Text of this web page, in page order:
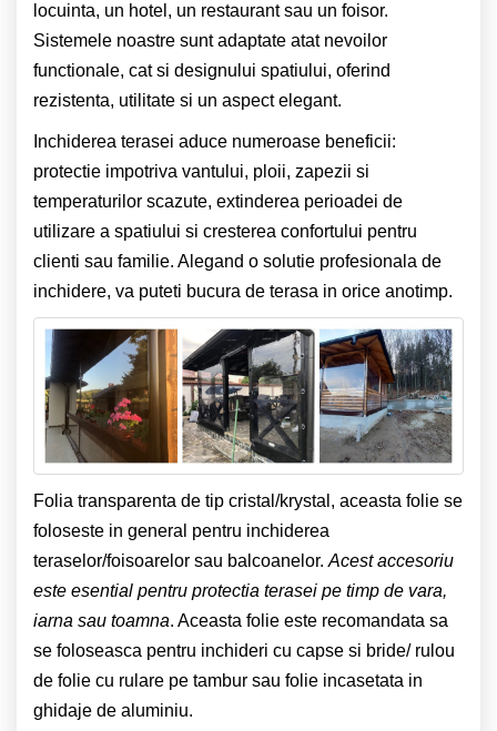
locuinta, un hotel, un restaurant sau un foisor.
Sistemele noastre sunt adaptate atat nevoilor
functionale, cat si designului spatiului, oferind
rezistenta, utilitate si un aspect elegant.
Inchiderea terasei aduce numeroase beneficii:
protectie impotriva vantului, ploii, zapezii si
temperaturilor scazute, extinderea perioadei de
utilizare a spatiului si cresterea confortului pentru
clienti sau familie. Alegand o solutie profesionala de
inchidere, va puteti bucura de terasa in orice anotimp.
Folia transparenta de tip cristal/krystal, aceasta folie se
foloseste in general pentru inchiderea
teraselor/foisoarelor sau balcoanelor. Acest accesoriu
este esential pentru protectia terasei pe timp de vara,
iarna sau toamna. Aceasta folie este recomandata sa
se foloseasca pentru inchideri cu capse si bride/ rulou
de folie cu rulare pe tambur sau folie incasetata in
ghidaje de aluminiu.